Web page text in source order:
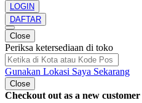
LOGIN
DAFTAR
Close
Periksa ketersediaan di toko
Gunakan Lokasi Saya Sekarang
Close
Checkout out as a new customer